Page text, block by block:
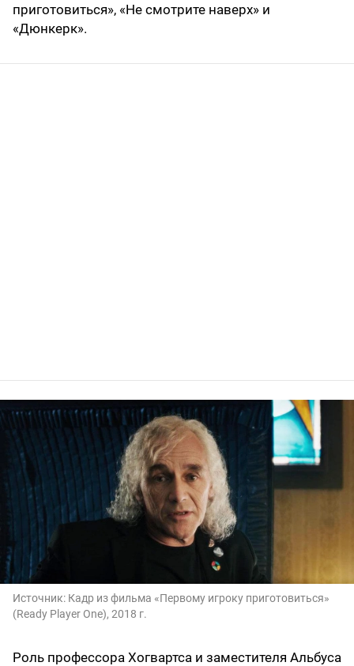
приготовиться», «Не смотрите наверх» и
«Дюнкерк».
Источник: Кадр из фильма «Первому игроку приготовиться»
(Ready Player One), 2018 г.
Роль профессора Хогвартса и заместителя Альбуса